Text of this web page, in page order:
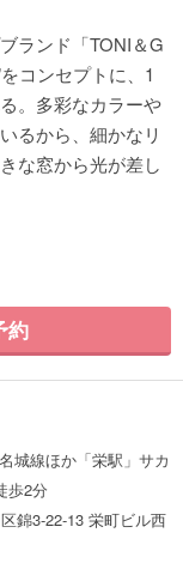
ランド「TONI＆G
コンセプトに、1
。多彩なカラーや
るから、細かなリ
な窓から光が差し
約
城線ほか「栄駅」サカ
歩2分
錦3-22-13 栄町ビル西